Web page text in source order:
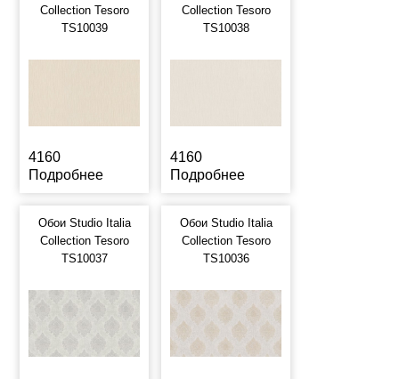
Collection Tesoro
TS10039
4160
Подробнее
Collection Tesoro
TS10038
4160
Подробнее
Обои Studio Italia
Collection Tesoro
TS10037
Обои Studio Italia
Collection Tesoro
TS10036